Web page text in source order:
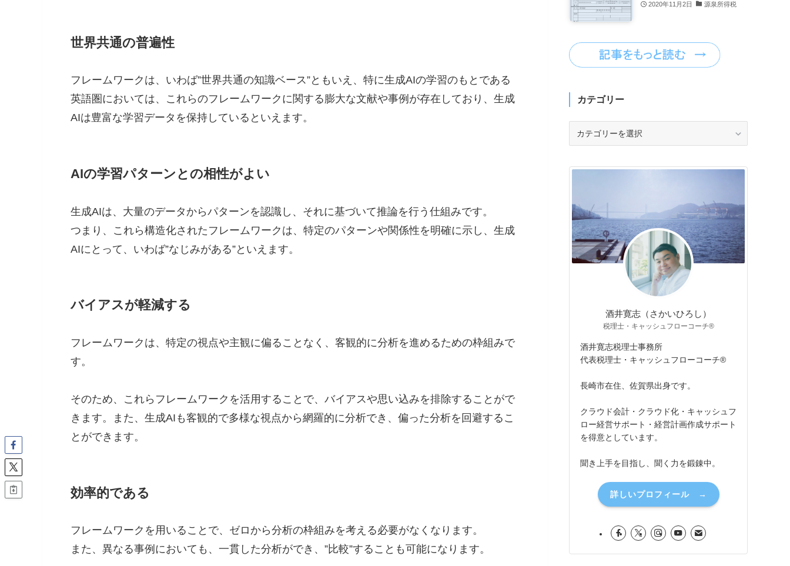
世界共通の普遍性
フレームワークは、いわば”世界共通の知識ベース”ともいえ、特に生成AIの学習のもとである
英語圏においては、これらのフレームワークに関する膨大な文献や事例が存在しており、生成
AIは豊富な学習データを保持しているといえます。
AIの学習パターンとの相性がよい
生成AIは、大量のデータからパターンを認識し、それに基づいて推論を行う仕組みです。
つまり、これら構造化されたフレームワークは、特定のパターンや関係性を明確に示し、生成
AIにとって、いわば”なじみがある”といえます。
バイアスが軽減する
フレームワークは、特定の視点や主観に偏ることなく、客観的に分析を進めるための枠組みで
す。
そのため、これらフレームワークを活用することで、バイアスや思い込みを排除することがで
きます。また、生成AIも客観的で多様な視点から網羅的に分析でき、偏った分析を回避するこ
とができます。
効率的である
フレームワークを用いることで、ゼロから分析の枠組みを考える必要がなくなります。
また、異なる事例においても、一貫した分析ができ、”比較”することも可能になります。
2020年11月2日 源泉所得税
カテゴリー
リ
酒井寛志（さかいひろし）
税理士・キャッシュフローコーチ®
酒井寛志税理士事務所
代表税理士・キャッシュフローコーチ®
長崎市在住、佐賀県出身です。
クラウド会計・クラウド化・キャッシュフ
ロー経営サポート・経営計画作成サポート
を得意としています。
聞き上手を目指し、聞く力を鍛錬中。
詳しいプロフィール →